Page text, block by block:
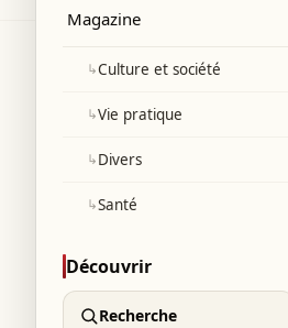
Magazine
↳Culture et société
↳Vie pratique
↳Divers
↳Santé
Découvrir
Recherche